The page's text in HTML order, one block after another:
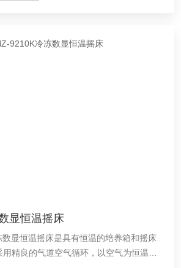
显恒温摇床
显恒温摇床是具有恒温的培养箱和摇床
精良的气道空气循环，以空气为恒温介